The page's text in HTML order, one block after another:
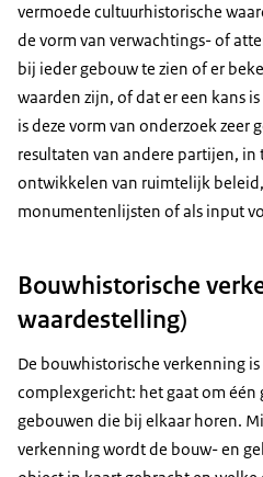
vermoede cultuurhistorische
de vorm van verwachtings- of
bij ieder gebouw te zien of er
waarden zijn, of dat er een kans
is deze vorm van onderzoek zeer
resultaten van andere partijen, in
ontwikkelen van ruimtelijk
monumentenlijsten of als input
Bouwhistorische
waardestelling)
De bouwhistorische verkenning
complexgericht: het gaat om één
gebouwen die bij elkaar horen.
verkenning wordt de bouw- en